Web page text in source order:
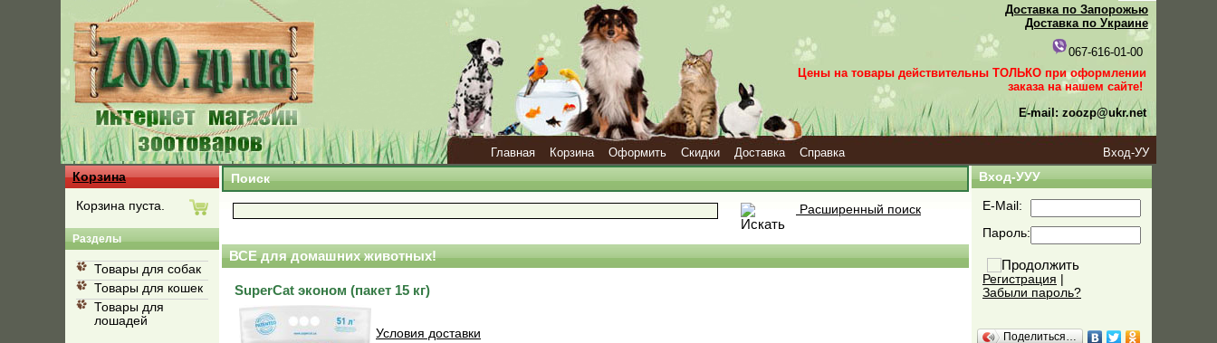
Доставка по Запорожью
Доставка по Украине
067-616-01-00
Цены на товары действительны ТОЛЬКО при оформлении
заказа на нашем сайте!
E-mail: zoozp@ukr.net
Главная Корзина Оформить Скидки Доставка Справка
Вход-УУ
Корзина
Корзина пуста.
Разделы
Товары для собак
Товары для кошек
Товары для
лошадей
Поиск
Расширенный поиск
ВСЕ для домашних животных!
SuperCat эконом (пакет 15 кг)
Условия доставки
Вход-УУУ
E-Mail:
Пароль:
Регистрация
Забыли пароль?
Поделиться…